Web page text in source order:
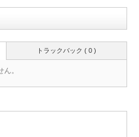
トラックバック ( 0 )
。